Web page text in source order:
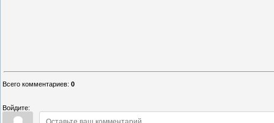
Всего комментариев: 0
Войдите: